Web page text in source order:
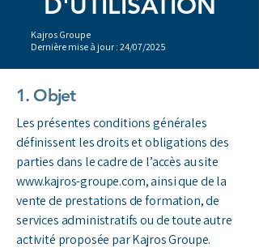
Kajros Groupe
Dernière mise à jour : 24/07/2025
1. Objet
Les présentes conditions générales
définissent les droits et obligations des
parties dans le cadre de l’accès au site
www.kajros-groupe.com, ainsi que de la
vente de prestations de formation, de
services administratifs ou de toute autre
activité proposée par Kajros Groupe.